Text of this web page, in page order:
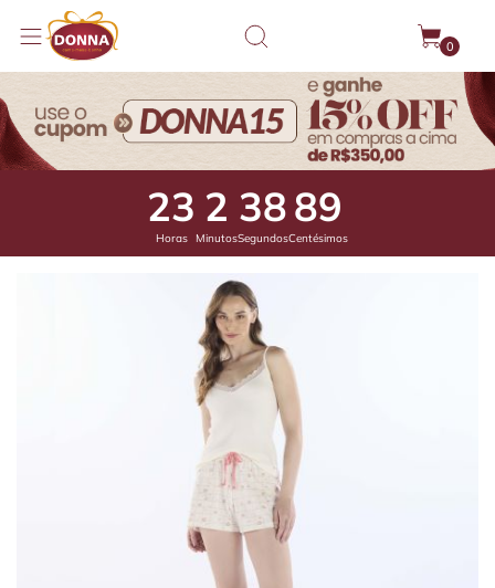
0
23
Horas
2
Minutos
38
Segundos
46
Centésimos